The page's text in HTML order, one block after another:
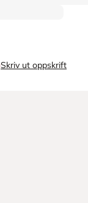
Skriv ut oppskrift